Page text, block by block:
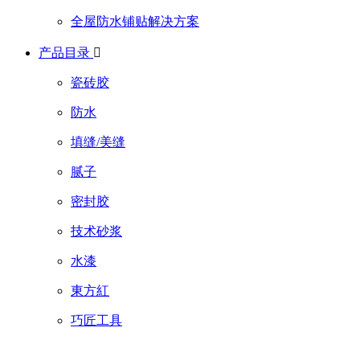
全屋防水铺贴解决方案
产品目录 
瓷砖胶
防水
填缝/美缝
腻子
密封胶
技术砂浆
水漆
東方紅
巧匠工具